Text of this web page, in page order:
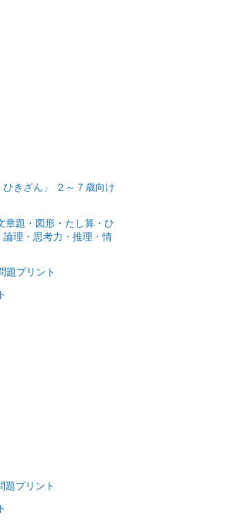
きざん」 ２～７歳向け
題・図形・たし算・ひ
理・思考力・推理・情
題プリント
題プリント